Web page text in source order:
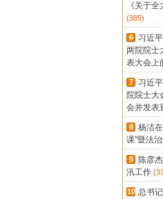
《关于
(385)
6
习近
两院院士
表大会上
7
习近
院院士大
会并发表
8
杨洁
课”暨法
9
陈彦
汛工作
10 总书